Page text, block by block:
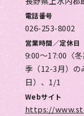
電話番号
026-253-8002
営業時間／定休日
9:00～17:00〈
季（12-3月）の
日）、1/1
Webサイト
https://